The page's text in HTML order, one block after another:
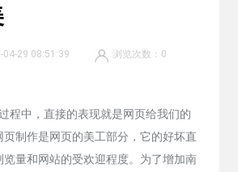
04-29 08:51:39 浏览次数： 0
程中，直接的表现就是网页给我们的
制作是网页的美工部分，它的好坏直
览量和网站的受欢迎程度。为了增加南